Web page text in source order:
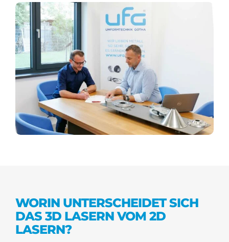
WORIN UNTERSCHEIDET SICH
DAS 3D LASERN VOM 2D
LASERN?